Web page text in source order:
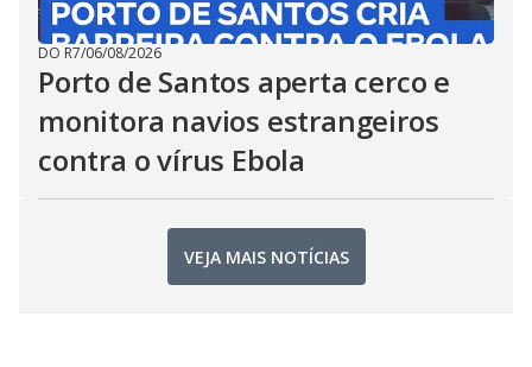
DO R7/06/08/2026
Porto de Santos aperta cerco e
monitora navios estrangeiros
contra o vírus Ebola
VEJA MAIS NOTÍCIAS